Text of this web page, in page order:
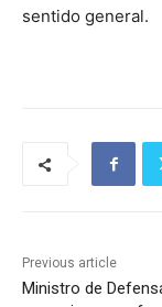
sentido general.
Previous article
Ministro de